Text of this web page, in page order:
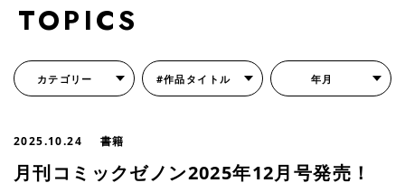
TOPICS
カテゴリー #作品タイトル 年月
2025.10.24 書籍
月刊コミックゼノン2025年12月号発売！